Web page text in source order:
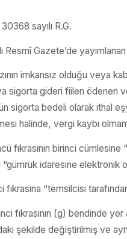
sayılı R.G.
Gazete’de
imkansız olduğu veya
sigorta gideri fiilen ödenen
sigorta bedeli olarak ithal
halinde, vergi kaybı
fıkrasının birinci
idaresine elektronik
“temsilcisi
fıkrasının (g) bendinde
şekilde değiştirilmiş ve